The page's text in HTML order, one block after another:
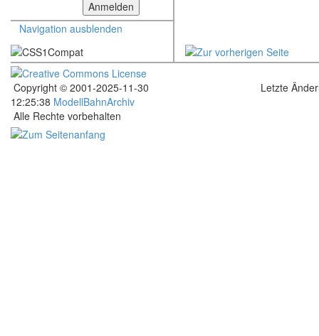
Navigation ausblenden
Copyright © 2001-2025-11-30
12:25:38 ModellBahnArchiv
Letzte
Alle Rechte vorbehalten